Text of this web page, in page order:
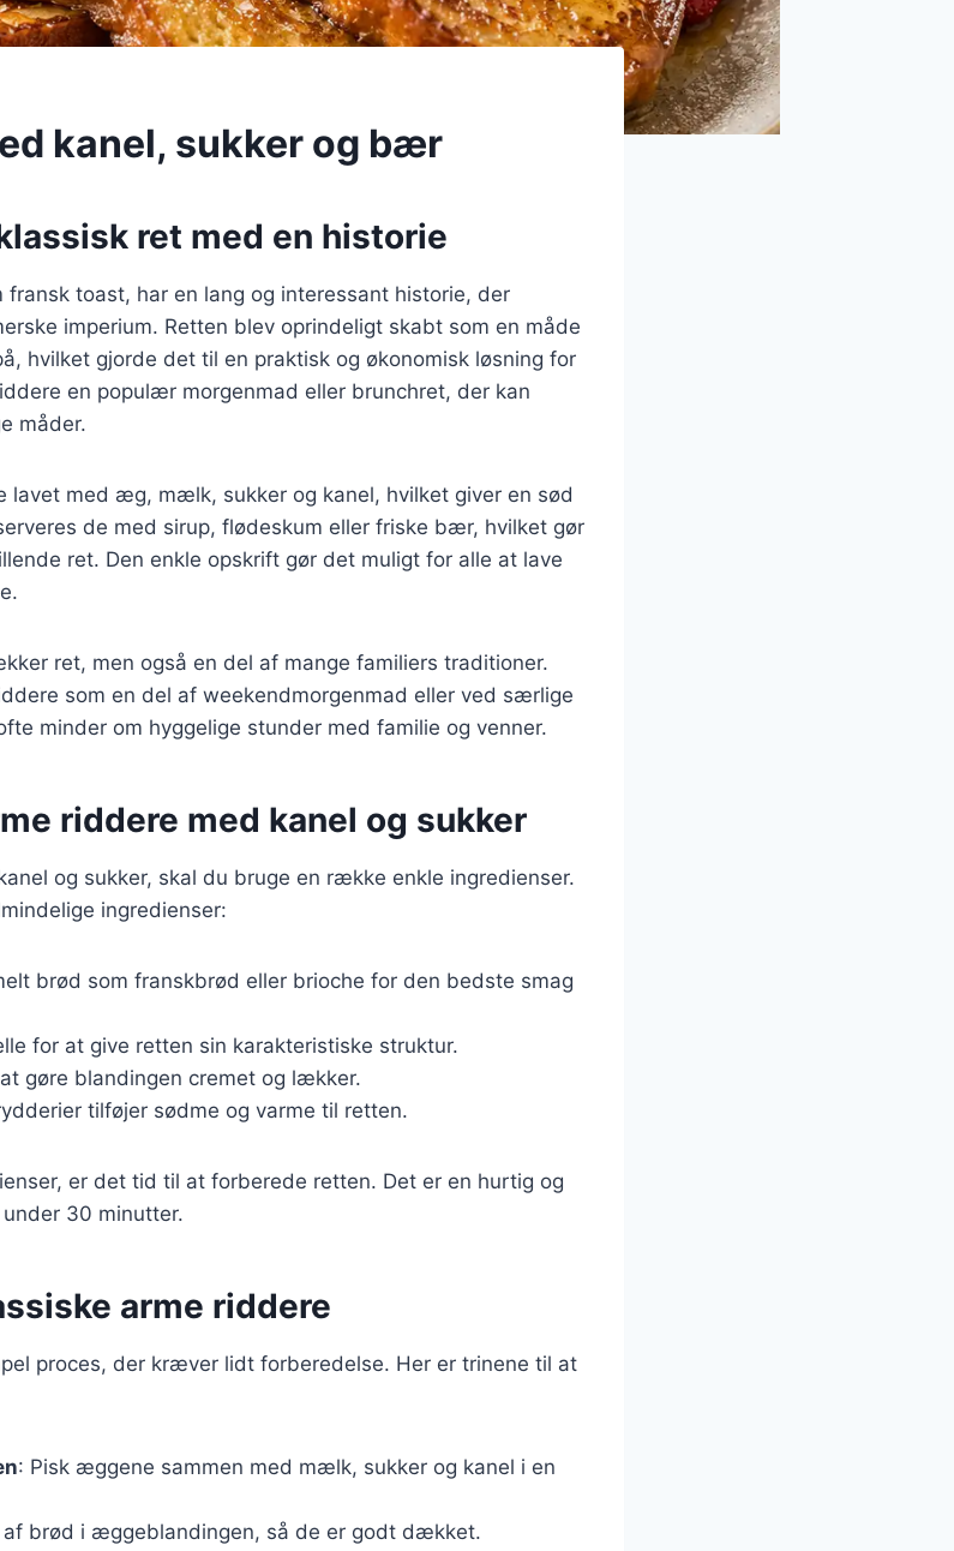
kanel, sukker og bær
ret med en historie
toast, har en lang og interessant historie, der
imperium. Retten blev oprindeligt skabt som en måde
hvilket gjorde det til en praktisk og økonomisk løsning for
en populær morgenmad eller brunchret, der kan
måder.
lavet med æg, mælk, sukker og kanel, hvilket giver en sød
de med sirup, flødeskum eller friske bær, hvilket gør
ret. Den enkle opskrift gør det muligt for alle at lave
ret, men også en del af mange familiers traditioner.
som en del af weekendmorgenmad eller ved særlige
minder om hyggelige stunder med familie og venner.
riddere med kanel og sukker
og sukker, skal du bruge en række enkle ingredienser.
ingredienser:
brød som franskbrød eller brioche for den bedste smag
for at give retten sin karakteristiske struktur.
gøre blandingen cremet og lækker.
tilføjer sødme og varme til retten.
er det tid til at forberede retten. Det er en hurtig og
30 minutter.
arme riddere
proces, der kræver lidt forberedelse. Her er trinene til at
: Pisk æggene sammen med mælk, sukker og kanel i en
af brød i æggeblandingen, så de er godt dækket.